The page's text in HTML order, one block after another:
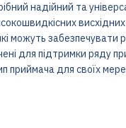
надійний та
можуть забезпечувати
для підтримки ряду
приймача для своїх